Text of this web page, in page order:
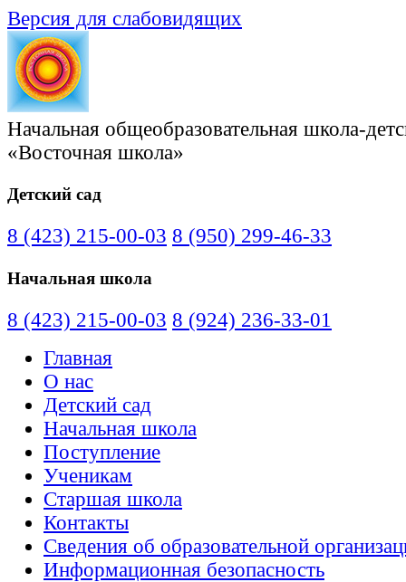
Версия для слабовидящих
Начальная общеобразовательная школа-
«Восточная школа»
Детский сад
8 (423) 215-00-03 8 (950) 299-46-33
Начальная школа
8 (423) 215-00-03 8 (924) 236-33-01
Главная
О нас
Детский сад
Начальная школа
Поступление
Ученикам
Старшая школа
Контакты
Сведения об образовательной
Информационная безопасность